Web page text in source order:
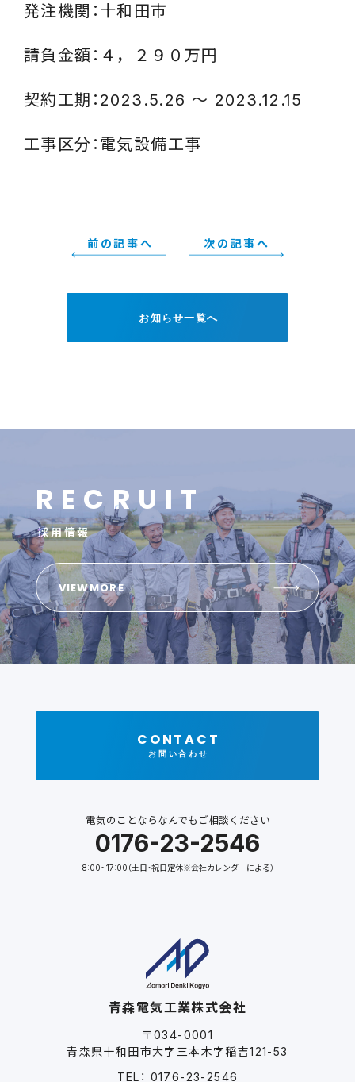
発注機関：十和田市
請負金額：４，２９０万円
契約工期：2023.5.26 ～ 2023.12.15
工事区分：電気設備工事
前の記事へ
お知らせ一覧へ
次の記事へ
R E C R U I T
採用情報
VIEWMORE
青森電気工業株式会社
〒034-0001
青森県十和田市大字三本木字稲吉121-53
TEL： 0176-23-2546
CONTACT
お問い合わせ
電気のことならなんでもご相談ください
0176-23-2546
8:00~17:00（土日・祝日定休※会社カレンダーによる）